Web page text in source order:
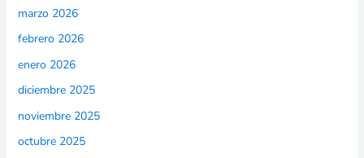
marzo 2026
febrero 2026
enero 2026
diciembre 2025
noviembre 2025
octubre 2025